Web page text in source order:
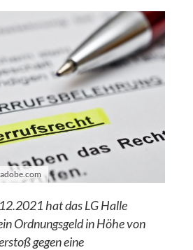
hat das LG Halle
Ordnungsgeld in Höhe von
gegen eine